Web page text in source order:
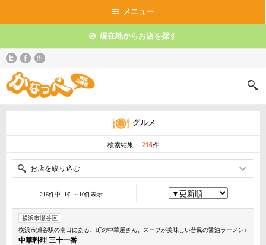
メニュー
現在地からお店を探す
グルメ
検索結果： 216件
お店を絞り込む
216件中 1件～10件表示
横浜市瀬谷区
横浜市瀬谷駅の南口にある、町の中華屋さん。スープが美味しい昔風の醤油ラーメン♪
中華料理 三十一番